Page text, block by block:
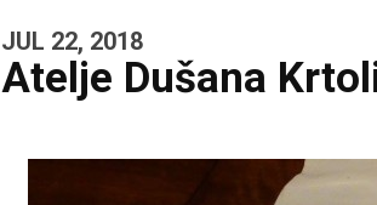
JUL 22, 2018
Atelje Dušana